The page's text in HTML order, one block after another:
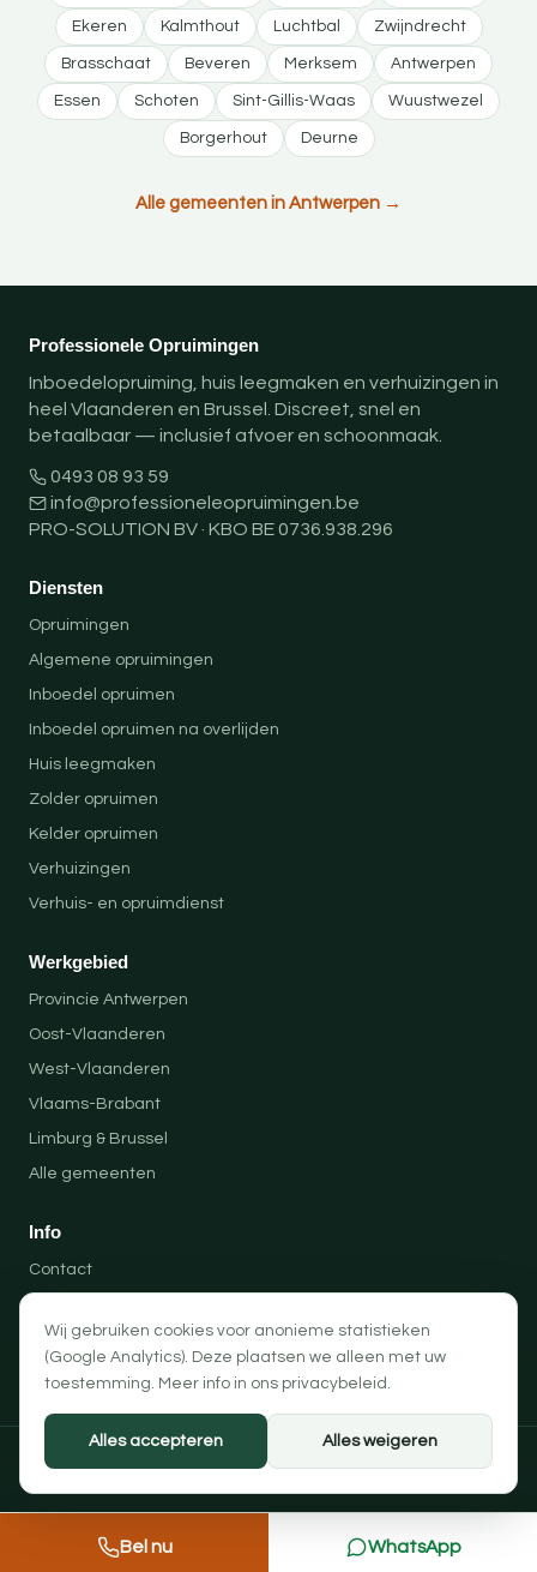
Ekeren Kalmthout Luchtbal Zwijndrecht
Brasschaat Beveren Merksem Antwerpen
Essen Schoten Sint-Gillis-Waas Wuustwezel
Borgerhout Deurne
Alle gemeenten in Antwerpen →
Professionele Opruimingen
Inboedelopruiming, huis leegmaken en verhuizingen in
heel Vlaanderen en Brussel. Discreet, snel en
betaalbaar — inclusief afvoer en schoonmaak.
0493 08 93 59
info@professioneleopruimingen.be
PRO-SOLUTION BV · KBO BE 0736.938.296
Diensten
Opruimingen
Algemene opruimingen
Inboedel opruimen
Inboedel opruimen na overlijden
Huis leegmaken
Zolder opruimen
Kelder opruimen
Verhuizingen
Verhuis- en opruimdienst
Werkgebied
Provincie Antwerpen
Oost-Vlaanderen
West-Vlaanderen
Vlaams-Brabant
Limburg & Brussel
Alle gemeenten
Info
Contact
Privacybeleid
Algemene voorwaarden
Bel nu WhatsApp
Wij gebruiken cookies voor anonieme statistieken
(Google Analytics). Deze plaatsen we alleen met uw
toestemming. Meer info in ons privacybeleid .
Alles accepteren Alles weigeren